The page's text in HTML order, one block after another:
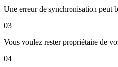
Une erreur de synchronisation peut
03
Vous voulez rester propriétaire de
04